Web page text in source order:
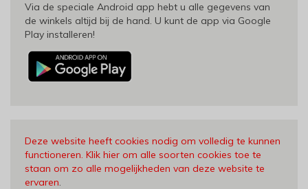
Via de speciale Android app hebt u alle gegevens van
de winkels altijd bij de hand. U kunt de app via Google
Play installeren!
Deze website heeft cookies nodig om volledig te kunnen
functioneren. Klik hier om alle soorten cookies toe te
staan om zo alle mogelijkheden van deze website te
ervaren